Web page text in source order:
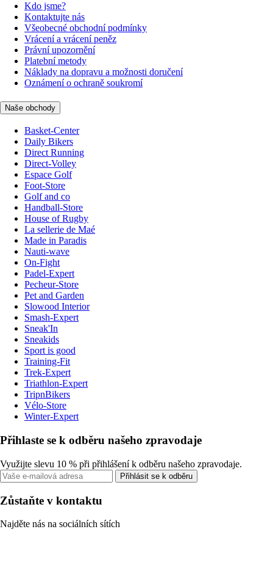
Kdo jsme?
Kontaktujte nás
Všeobecné obchodní podmínky
Vrácení a vrácení peněz
Právní upozornění
Platební metody
Náklady na dopravu a možnosti doručení
Oznámení o ochraně soukromí
Naše obchody
Basket-Center
Daily Bikers
Direct Running
Direct-Volley
Espace Golf
Foot-Store
Golf and co
Handball-Store
House of Rugby
La sellerie de Maé
Made in Paradis
Nauti-wave
On-Fight
Padel-Expert
Pecheur-Store
Pet and Garden
Slowood Interior
Smash-Expert
Sneak'In
Sneakids
Sport is good
Training-Fit
Trek-Expert
Triathlon-Expert
TripnBikers
Vélo-Store
Winter-Expert
Přihlaste se k odběru našeho zpravodaje
Využijte slevu 10 % při přihlášení k odběru našeho zpravodaje.
Přihlásit se k odběru
Zůstaňte v kontaktu
Najděte nás na sociálních sítích